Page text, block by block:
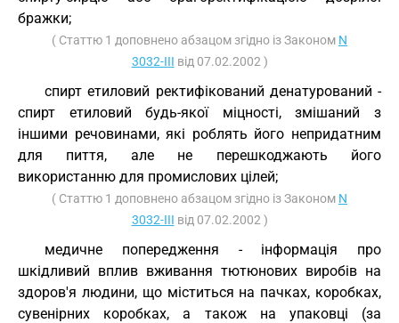
бражки;
( Статтю 1 доповнено абзацом згідно із Законом N
3032-III від 07.02.2002 )
спирт етиловий ректифікований денатурований -
спирт етиловий будь-якої міцності, змішаний з
іншими речовинами, які роблять його непридатним
для пиття, але не перешкоджають його
використанню для промислових цілей;
( Статтю 1 доповнено абзацом згідно із Законом N
3032-III від 07.02.2002 )
медичне попередження - інформація про
шкідливий вплив вживання тютюнових виробів на
здоров'я людини, що міститься на пачках, коробках,
сувенірних коробках, а також на упаковці (за